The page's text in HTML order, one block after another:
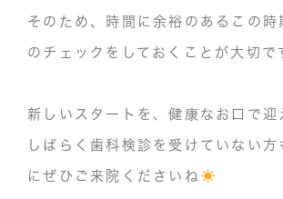
そのため、 時間に余裕のあるこの時
のチェックをしておくことが大切で
新しいスタートを、健康なお口で迎
しばらく歯科検診を受けていない方
にぜひご来院くださいね